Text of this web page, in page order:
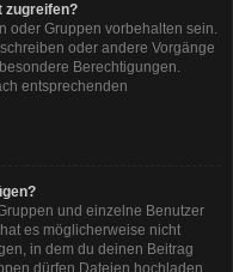
zugreifen?
oder Gruppen vorbehalten sein.
oder andere Vorgänge
Berechtigungen.
entsprechenden
und einzelne Benutzer
es möglicherweise nicht
in dem du deinen Beitrag
dürfen Dateien hochladen.